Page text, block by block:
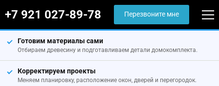
+7 921 027-89-78 Перезвоните мне
Готовим материалы сами
Отбираем древесину и подготавливаем детали домокомплекта.
Корректируем проекты
Меняем планировку, расположение окон, дверей и перегородок.